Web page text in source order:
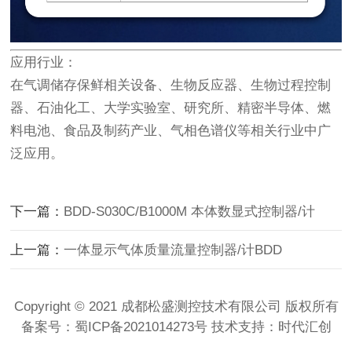
应用行业：
在气调储存保鲜相关设备、生物反应器、生物过程控制
器、石油化工、大学实验室、研究所、精密半导体、燃
料电池、食品及制药产业、气相色谱仪等相关行业中广
泛应用。
下一篇： BDD-S030C/B1000M 本体数显式控制器/计
上一篇：一体显示气体质量流量控制器/计BDD
Copyright © 2021 成都松盛测控技术有限公司 版权所有
备案号： 蜀ICP备2021014273号 技术支持：时代汇创